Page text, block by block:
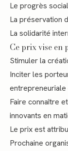
Le progrès
La préservation
La solidarité
Ce prix vise en
Stimuler la
Inciter les
Faire connaître
innovants en
Le prix est
Prochaine